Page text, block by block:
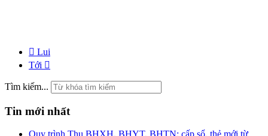
Lui
Tới
Tìm kiếm...
Tin mới nhất